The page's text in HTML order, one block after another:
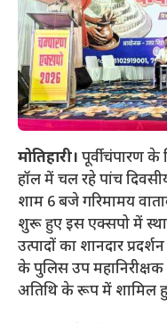
मोतिहारी। पूर्वी चंपारण
हॉल में चल रहे पांच
शाम 6 बजे गरिमामय
शुरू हुए इस एक्सपो में
उत्पादों का शानदार
के पुलिस उप महानिरीक्षक
अतिथि के रूप में शामिल